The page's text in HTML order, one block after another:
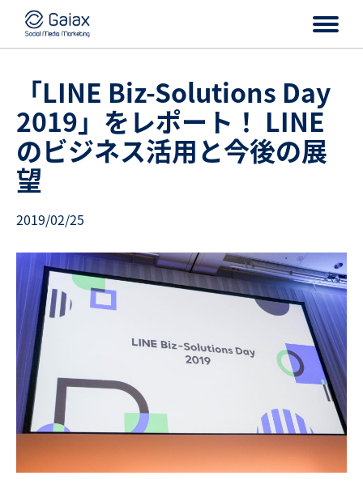
「LINE Biz-Solutions Day
2019」をレポート！ LINE
のビジネス活用と今後の展
望
2019/02/25